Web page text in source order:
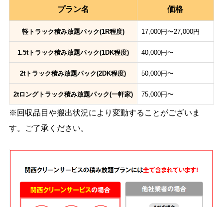
プラン名 価格
軽トラック積み放題パック(1R程度) 17,000円〜27,000円
1.5tトラック積み放題パック(1DK程度) 40,000円〜
2tトラック積み放題パック(2DK程度) 50,000円〜
2tロングトラック積み放題パック(一軒家) 75,000円〜
※回収品目や搬出状況により変動することがございま
す。ご了承ください。